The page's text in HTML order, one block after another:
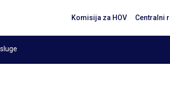
Komisija za HOV Centralni